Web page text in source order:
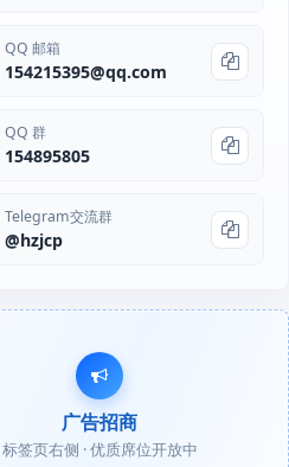
QQ 邮箱
154215395@qq.com
QQ 群
154895805
Telegram交流群
@hzjcp
广告招商
标签页右侧 · 优质席位开放中